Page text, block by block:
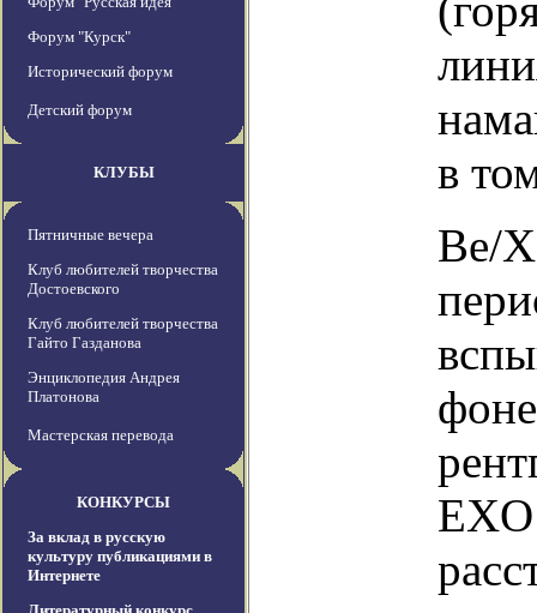
Форум "Курск"
Исторический форум
Детский форум
КЛУБЫ
Пятничные вечера
Клуб любителей творчества
Достоевского
Клуб любителей творчества
Гайто Газданова
Энциклопедия Андрея
Платонова
Мастерская перевода
КОНКУРСЫ
За вклад в русскую
культуру публикациями в
Интернете
в
Be/